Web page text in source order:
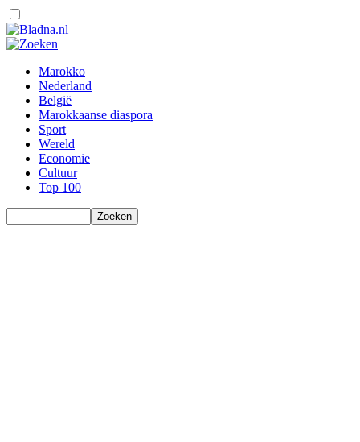
Marokko
Nederland
België
Marokkaanse diaspora
Sport
Wereld
Economie
Cultuur
Top 100